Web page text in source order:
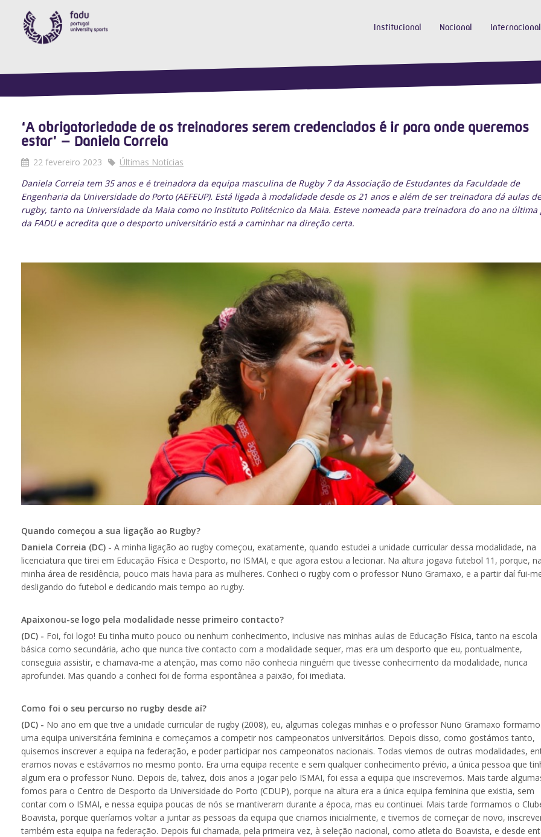
Institucional Nacional Internacional
‘A obrigatoriedade de os treinadores serem credenciados é ir para onde queremos
estar’ – Daniela Correia
22 fevereiro 2023
Últimas Notícias
Daniela Correia tem 35 anos e é treinadora da equipa masculina de Rugby 7 da Associação de Estudantes da Faculdade de
Engenharia da Universidade do Porto (AEFEUP). Está ligada à modalidade desde os 21 anos e além de ser treinadora dá aulas de
rugby, tanto na Universidade da Maia como no Instituto Politécnico da Maia. Esteve nomeada para treinadora do ano na última
da FADU e acredita que o desporto universitário está a caminhar na direção certa.
Quando começou a sua ligação ao Rugby?
Daniela Correia (DC) - A minha ligação ao rugby começou, exatamente, quando estudei a unidade curricular dessa modalidade, na
licenciatura que tirei em Educação Física e Desporto, no ISMAI, e que agora estou a lecionar. Na altura jogava futebol 11, porque, na
minha área de residência, pouco mais havia para as mulheres. Conheci o rugby com o professor Nuno Gramaxo, e a partir daí fui-
desligando do futebol e dedicando mais tempo ao rugby.
Apaixonou-se logo pela modalidade nesse primeiro contacto?
(DC) - Foi, foi logo! Eu tinha muito pouco ou nenhum conhecimento, inclusive nas minhas aulas de Educação Física, tanto na escola
básica como secundária, acho que nunca tive contacto com a modalidade sequer, mas era um desporto que eu, pontualmente,
conseguia assistir, e chamava-me a atenção, mas como não conhecia ninguém que tivesse conhecimento da modalidade, nunca
aprofundei. Mas quando a conheci foi de forma espontânea a paixão, foi imediata.
Como foi o seu percurso no rugby desde aí?
(DC) - No ano em que tive a unidade curricular de rugby (2008), eu, algumas colegas minhas e o professor Nuno Gramaxo
uma equipa universitária feminina e começamos a competir nos campeonatos universitários. Depois disso, como gostámos tanto,
quisemos inscrever a equipa na federação, e poder participar nos campeonatos nacionais. Todas viemos de outras modalidades,
eramos novas e estávamos no mesmo ponto. Era uma equipa recente e sem qualquer conhecimento prévio, a única pessoa que
algum era o professor Nuno. Depois de, talvez, dois anos a jogar pelo ISMAI, foi essa a equipa que inscrevemos. Mais tarde
fomos para o Centro de Desporto da Universidade do Porto (CDUP), porque na altura era a única equipa feminina que existia, sem
contar com o ISMAI, e nessa equipa poucas de nós se mantiveram durante a época, mas eu continuei. Mais tarde formamos o
Boavista, porque queríamos voltar a juntar as pessoas da equipa que criamos inicialmente, e tivemos de começar de novo,
também esta equipa na federação. Depois fui chamada, pela primeira vez, à seleção nacional, como atleta do Boavista, e desde